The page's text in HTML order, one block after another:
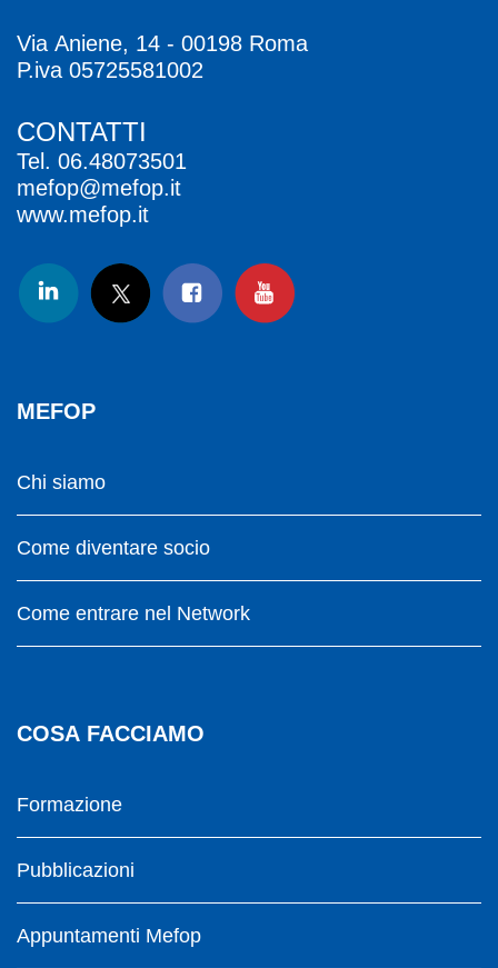
Via Aniene, 14 - 00198 Roma
P.iva 05725581002
CONTATTI
Tel. 06.48073501
mefop@mefop.it
www.mefop.it
MEFOP
Chi siamo
Come diventare socio
Come entrare nel Network
COSA FACCIAMO
Formazione
Pubblicazioni
Appuntamenti Mefop